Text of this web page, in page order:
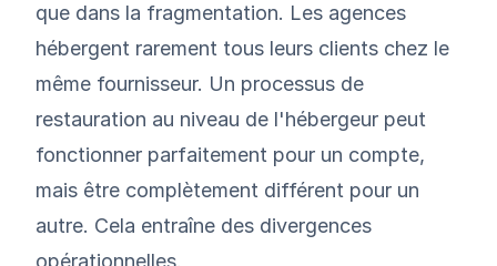
que dans la fragmentation. Les agences
hébergent rarement tous leurs clients chez le
même fournisseur. Un processus de
restauration au niveau de l'hébergeur peut
fonctionner parfaitement pour un compte,
mais être complètement différent pour un
autre. Cela entraîne des divergences